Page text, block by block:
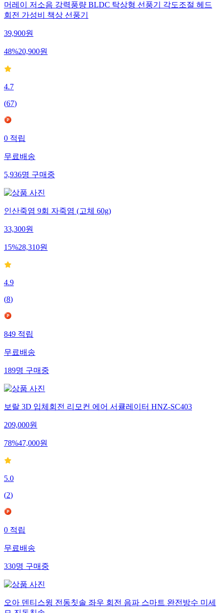
머레이 저소음 강력풍량 BLDC 탁상형 선풍기 각도조절 헤드
회전 가성비 책상 선풍기
39,900원
48%20,900원
4.7
(67)
0 적립
무료배송
5,936명 구매중
인산죽염 9회 자죽염 (고체 60g)
33,300원
15%28,310원
4.9
(8)
849 적립
무료배송
189명 구매중
보랄 3D 입체회전 리모컨 에어 서큘레이터 HNZ-SC403
209,000원
78%47,000원
5.0
(2)
0 적립
무료배송
330명 구매중
오아 덴티스윙 전동칫솔 좌우 회전 음파 스마트 완전방수 미세